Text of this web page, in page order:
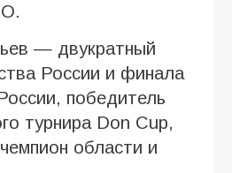
— двукратный
России и финала
победитель
турнира Don Cup,
области и